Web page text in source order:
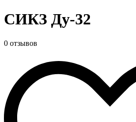
СИКЗ Ду-32
0 отзывов